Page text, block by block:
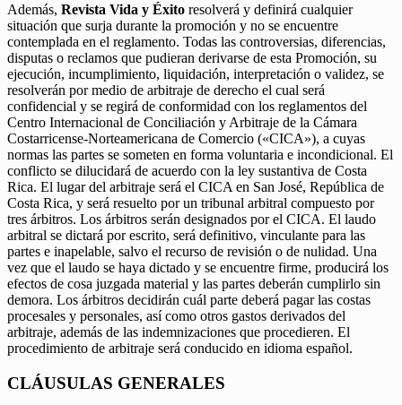
Además, Revista Vida y Éxito resolverá y definirá cualquier
situación que surja durante la promoción y no se encuentre
contemplada en el reglamento. Todas las controversias, diferencias,
disputas o reclamos que pudieran derivarse de esta Promoción, su
ejecución, incumplimiento, liquidación, interpretación o validez, se
resolverán por medio de arbitraje de derecho el cual será
confidencial y se regirá de conformidad con los reglamentos del
Centro Internacional de Conciliación y Arbitraje de la Cámara
Costarricense-Norteamericana de Comercio («CICA»), a cuyas
normas las partes se someten en forma voluntaria e incondicional. El
conflicto se dilucidará de acuerdo con la ley sustantiva de Costa
Rica. El lugar del arbitraje será el CICA en San José, República de
Costa Rica, y será resuelto por un tribunal arbitral compuesto por
tres árbitros. Los árbitros serán designados por el CICA. El laudo
arbitral se dictará por escrito, será definitivo, vinculante para las
partes e inapelable, salvo el recurso de revisión o de nulidad. Una
vez que el laudo se haya dictado y se encuentre firme, producirá los
efectos de cosa juzgada material y las partes deberán cumplirlo sin
demora. Los árbitros decidirán cuál parte deberá pagar las costas
procesales y personales, así como otros gastos derivados del
arbitraje, además de las indemnizaciones que procedieren. El
procedimiento de arbitraje será conducido en idioma español.
CLÁUSULAS GENERALES